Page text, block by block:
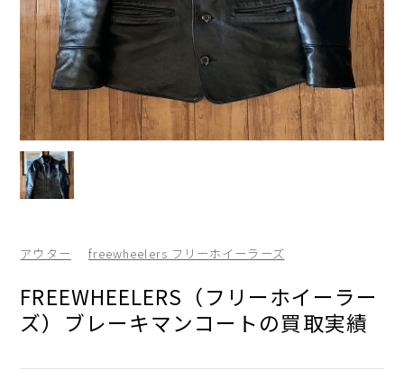
アウター freewheelers フリーホイーラーズ
FREEWHEELERS（フリーホイーラー
ズ）ブレーキマンコートの買取実績